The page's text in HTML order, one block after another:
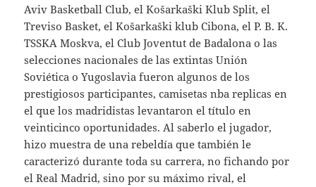
Aviv Basketball Club, el Košarkaški Klub Split, el
Treviso Basket, el Košarkaški klub Cibona, el P. B. K.
TSSKA Moskva, el Club Joventut de Badalona o las
selecciones nacionales de las extintas Unión
Soviética o Yugoslavia fueron algunos de los
prestigiosos participantes, camisetas nba replicas en
el que los madridistas levantaron el título en
veinticinco oportunidades. Al saberlo el jugador,
hizo muestra de una rebeldía que también le
caracterizó durante toda su carrera, no fichando por
el Real Madrid, sino por su máximo rival, el